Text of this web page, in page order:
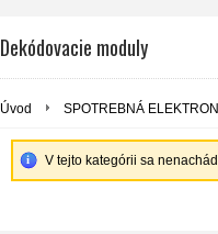
Dekódovacie moduly
Úvod SPOTREBNÁ
V tejto kategórii sa